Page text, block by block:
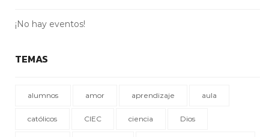
¡No hay eventos!
TEMAS
alumnos amor aprendizaje aula
católicos CIEC ciencia Dios